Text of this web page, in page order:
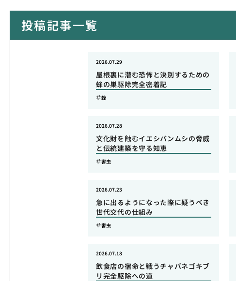
投稿記事一覧
屋根裏に潜む恐怖と決別するための
蜂の巣駆除完全密着記
2026.07.29
蜂
文化財を蝕むイエシバンムシの脅威
と伝統建築を守る知恵
2026.07.28
害虫
急に出るようになった際に疑うべき
世代交代の仕組み
2026.07.23
害虫
飲食店の宿命と戦うチャバネゴキブ
リ完全駆除への道
2026.07.18